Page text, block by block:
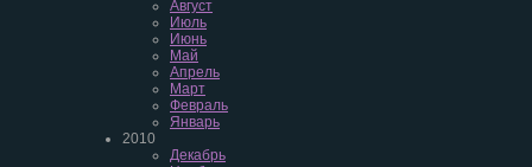
Август
Июль
Июнь
Май
Апрель
Март
Февраль
Январь
2010
Декабрь